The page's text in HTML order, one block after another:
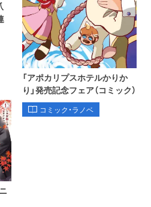
「アポカリプスホテルかりか
り」発売記念フェア（コミック）
コミック・ラノベ